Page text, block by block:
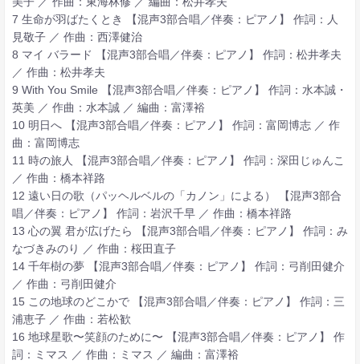
7 生命が羽ばたくとき 【混声3部合唱／伴奏：ピアノ】 作詞：人
見敬子 ／ 作曲：西澤健治
8 マイ バラード 【混声3部合唱／伴奏：ピアノ】 作詞：松井孝夫
／ 作曲：松井孝夫
9 With You Smile 【混声3部合唱／伴奏：ピアノ】 作詞：水本誠・
英美 ／ 作曲：水本誠 ／ 編曲：富澤裕
10 明日へ 【混声3部合唱／伴奏：ピアノ】 作詞：富岡博志 ／ 作
曲：富岡博志
11 時の旅人 【混声3部合唱／伴奏：ピアノ】 作詞：深田じゅんこ
／ 作曲：橋本祥路
12 遠い日の歌（パッヘルベルの「カノン」による） 【混声3部合
唱／伴奏：ピアノ】 作詞：岩沢千早 ／ 作曲：橋本祥路
13 心の翼 君が広げたら 【混声3部合唱／伴奏：ピアノ】 作詞：み
なづきみのり ／ 作曲：桜田直子
14 千年樹の夢 【混声3部合唱／伴奏：ピアノ】 作詞：弓削田健介
／ 作曲：弓削田健介
15 この地球のどこかで 【混声3部合唱／伴奏：ピアノ】 作詞：三
浦恵子 ／ 作曲：若松歓
16 地球星歌〜笑顔のために〜 【混声3部合唱／伴奏：ピアノ】 作
詞：ミマス ／ 作曲：ミマス ／ 編曲：富澤裕